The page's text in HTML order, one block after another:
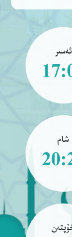
ئەسىر
شام
إِلَى